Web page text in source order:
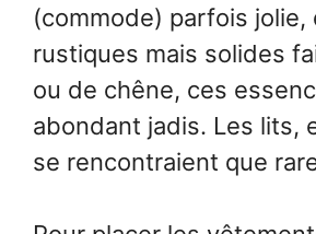
(commode) parfois jolie,
rustiques mais solides
ou de chêne, ces
abondant jadis. Les lits,
se rencontraient que